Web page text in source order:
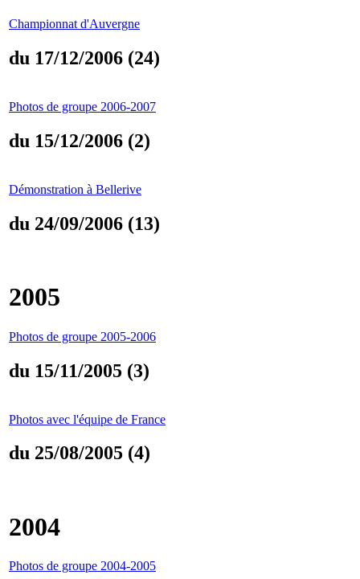
Championnat d'Auvergne
du 17/12/2006 (24)
Photos de groupe 2006-2007
du 15/12/2006 (2)
Démonstration à Bellerive
du 24/09/2006 (13)
2005
Photos de groupe 2005-2006
du 15/11/2005 (3)
Photos avec l'équipe de France
du 25/08/2005 (4)
2004
Photos de groupe 2004-2005